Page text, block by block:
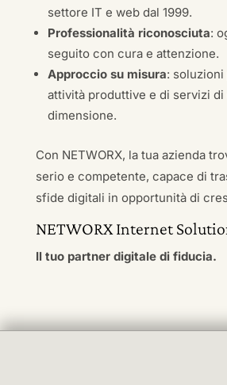
settore IT e web dal 1999.
Professionalità riconosciuta:
seguito con cura e attenzione.
Approccio su misura:
attività produttive e di servizi di
dimensione.
Con NETWORX, la tua azienda
serio e competente, capace di
sfide digitali in opportunità di
NETWORX Internet
Il tuo partner digitale di fiducia.